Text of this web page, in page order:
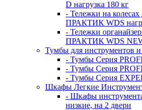
D нагрузка 180 кг
- Тележки на колесах
ПРАКТИК WDS
- Тележки
ПРАКТИК WDS NEW
Тумбы для инструментов и
- Тумбы Серия
- Тумбы Серия
- Тумбы Серия
Шкафы Легкие
- Шкафы
низкие, на 2 двери